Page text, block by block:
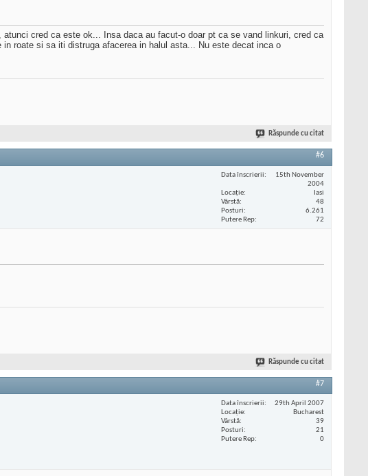
atunci cred ca este ok... Insa daca au facut-o doar pt ca se vand linkuri, cred ca
roate si sa iti distruga afacerea in halul asta... Nu este decat inca o
Răspunde cu citat
#6
Data înscrierii
15th November
2004
Locaţie
Iasi
Vârstă
48
Posturi
6.261
Putere Rep
72
Răspunde cu citat
#7
Data înscrierii
29th April 2007
Locaţie
Bucharest
Vârstă
39
Posturi
21
Putere Rep
0